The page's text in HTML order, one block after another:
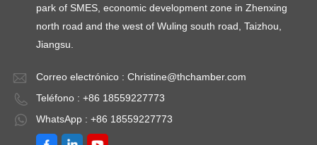
park of SMES, economic development zone in Zhenxing
north road and the west of Wuling south road, Taizhou,
Jiangsu.
Correo electrónico : Christine@thchamber.com
Teléfono : +86 18559227773
WhatsApp : +86 18559227773